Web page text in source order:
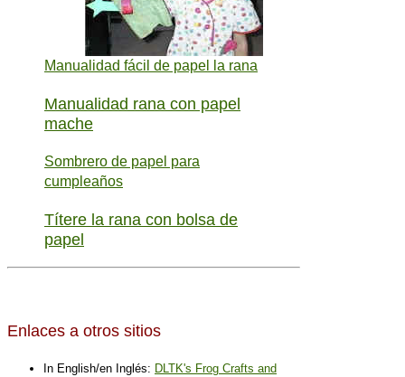
Manualidad fácil de papel la rana
Manualidad rana con papel
mache
Sombrero de papel para
cumpleaños
Títere la rana con bolsa de
papel
Enlaces a otros sitios
In English/en Inglés: DLTK's Frog Crafts and